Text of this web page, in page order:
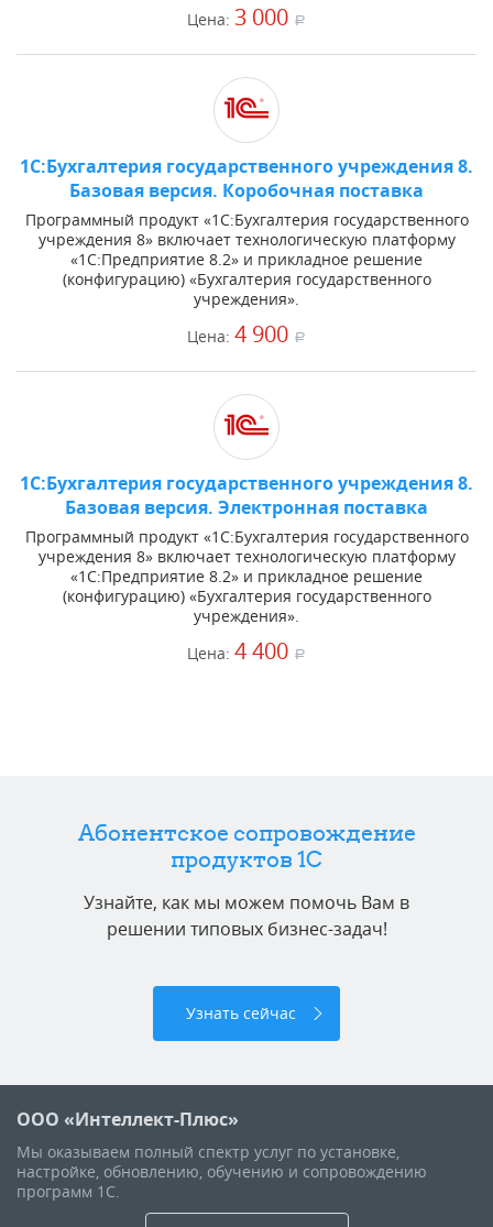
Цена: 3 000 a
1С:Бухгалтерия государственного учреждения 8.
Базовая версия. Коробочная поставка
Программный продукт «1С:Бухгалтерия государственного
учреждения 8» включает технологическую платформу
«1С:Предприятие 8.2» и прикладное решение
(конфигурацию) «Бухгалтерия государственного
учреждения».
Цена: 4 900 a
1С:Бухгалтерия государственного учреждения 8.
Базовая версия. Электронная поставка
Программный продукт «1С:Бухгалтерия государственного
учреждения 8» включает технологическую платформу
«1С:Предприятие 8.2» и прикладное решение
(конфигурацию) «Бухгалтерия государственного
учреждения».
Цена: 4 400 a
Абонентское сопровождение
продуктов 1C
Узнайте, как мы можем помочь Вам в
решении типовых бизнес-задач!
Узнать сейчас
ООО «Интеллект-Плюс»
Мы оказываем полный спектр услуг по установке,
настройке, обновлению, обучению и сопровождению
программ 1С.